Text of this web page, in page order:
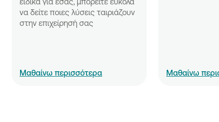
να δείτε ποιες λύσεις ταιριάζουν
στην επιχείρησή σας
Μαθαίνω περισσότερα Μαθαίνω